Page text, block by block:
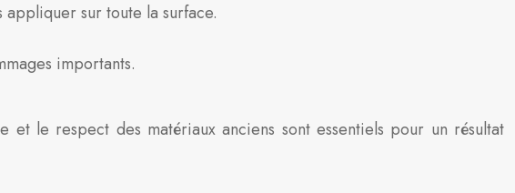
sur toute la surface.
importants.
le respect des matériaux anciens sont essentiels pour un résultat